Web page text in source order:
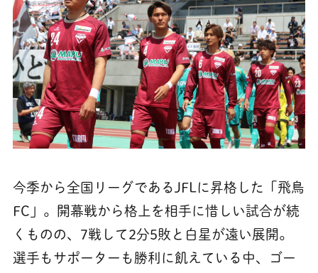
今季から全国リーグであるJFLに昇格した「飛鳥
FC」。開幕戦から格上を相手に惜しい試合が続
くものの、7戦して2分5敗と白星が遠い展開。
選手もサポーターも勝利に飢えている中、ゴー